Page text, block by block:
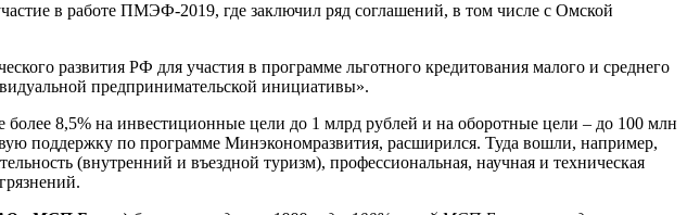
в работе ПМЭФ-2019, где заключил ряд соглашений, в том числе с Омской
развития РФ для участия в программе льготного кредитования малого и среднего
предпринимательской инициативы».
8,5% на инвестиционные цели до 1 млрд рублей и на оборотные цели – до 100 млн
поддержку по программе Минэкономразвития, расширился. Туда вошли, например,
(внутренний и въездной туризм), профессиональная, научная и техническая